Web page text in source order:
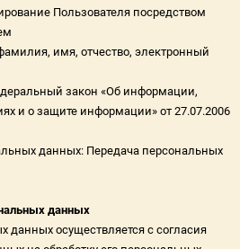
Пользователя посредством
имя, отчество, электронный
закон «Об информации,
и о защите информации» от 27.07.2006
данных: Передача персональных
данных
данных осуществляется с согласия